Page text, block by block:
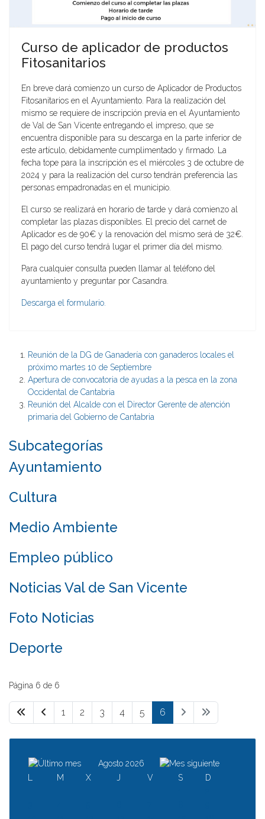
Curso de aplicador de productos
Fitosanitarios
En breve dará comienzo un curso de Aplicador de Productos
Fitosanitarios en el Ayuntamiento. Para la realización del
mismo se requiere de inscripción previa en el Ayuntamiento
de Val de San Vicente entregando el impreso, que se
encuentra disponible para su descarga en la parte inferior de
este artículo, debidamente cumplimentado y firmado. La
fecha tope para la inscripción es el miércoles 3 de octubre de
2024 y para la realización del curso tendrán preferencia las
personas empadronadas en el municipio.
El curso se realizará en horario de tarde y dará comienzo al
completar las plazas disponibles. El precio del carnet de
Aplicador es de 90€ y la renovación del mismo será de 32€.
El pago del curso tendrá lugar el primer día del mismo.
Para cualquier consulta pueden llamar al teléfono del
ayuntamiento y preguntar por Casandra.
Descarga el formulario.
Reunión de la DG de Ganadería con ganaderos locales el
próximo martes 10 de Septiembre
Apertura de convocatoria de ayudas a la pesca en la zona
Occidental de Cantabria
Reunión del Alcalde con el Director Gerente de atención
primaria del Gobierno de Cantabria
Subcategorías
Ayuntamiento
Cultura
Medio Ambiente
Empleo público
Noticias Val de San Vicente
Foto Noticias
Deporte
Página 6 de 6
1 2 3 4 5 6
Agosto 2026
M X J V S
D